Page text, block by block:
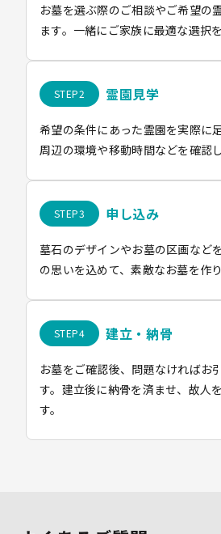
お墓を選ぶ際のご相談やご希望の
ます。一緒にご家族に最適な選択
霊園見学
希望の条件にあった霊園を実際に
周辺の環境や移動時間などを確認
申し込み
墓石のデザインやお墓の区画など
の思いを込めて、素敵なお墓を作
建立・納骨
お墓をご確認後、問題なければお
す。建立後に納骨を済ませ、故人
す。